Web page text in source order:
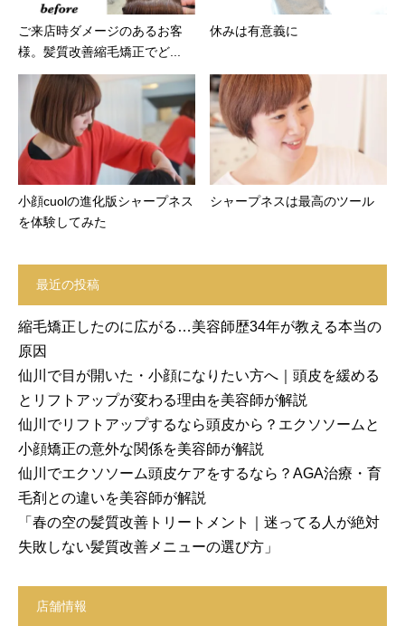
ご来店時ダメージのあるお客
様。髪質改善縮毛矯正でど...
休みは有意義に
小顔cuolの進化版シャープネス
を体験してみた
シャープネスは最高のツール
最近の投稿
縮毛矯正したのに広がる…美容師歴34年が教える本当の
原因
仙川で目が開いた・小顔になりたい方へ｜頭皮を緩める
とリフトアップが変わる理由を美容師が解説
仙川でリフトアップするなら頭皮から？エクソソームと
小顔矯正の意外な関係を美容師が解説
仙川でエクソソーム頭皮ケアをするなら？AGA治療・育
毛剤との違いを美容師が解説
「春の空の髪質改善トリートメント｜迷ってる人が絶対
失敗しない髪質改善メニューの選び方」
店舗情報